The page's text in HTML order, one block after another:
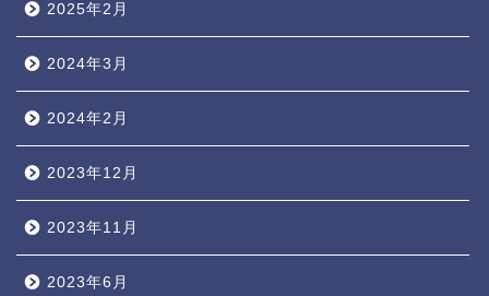
2025年2月
2024年3月
2024年2月
2023年12月
2023年11月
2023年6月